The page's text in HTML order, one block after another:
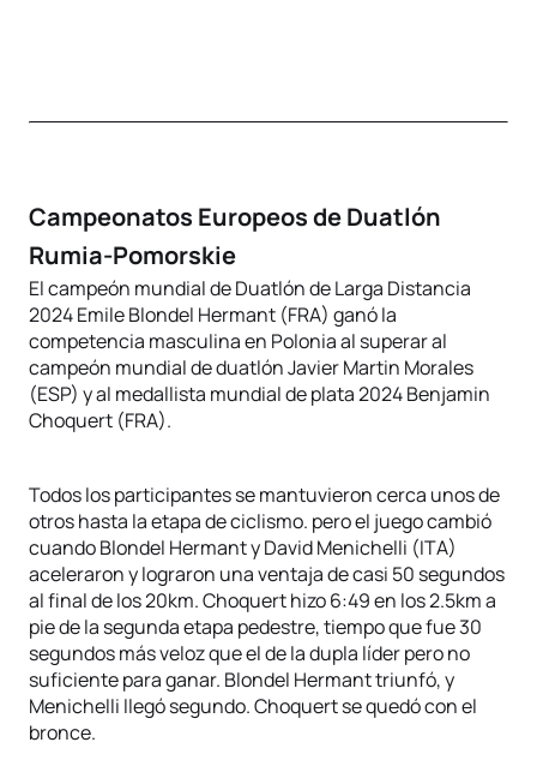
Campeonatos Europeos de Duatlón
Rumia-Pomorskie
El campeón mundial de Duatlón de Larga Distancia
2024 Emile Blondel Hermant (FRA) ganó la
competencia masculina en Polonia al superar al
campeón mundial de duatlón Javier Martin Morales
(ESP) y al medallista mundial de plata 2024 Benjamin
Choquert (FRA).
Todos los participantes se mantuvieron cerca unos de
otros hasta la etapa de ciclismo. pero el juego cambió
cuando Blondel Hermant y David Menichelli (ITA)
aceleraron y lograron una ventaja de casi 50 segundos
al final de los 20km. Choquert hizo 6:49 en los 2.5km a
pie de la segunda etapa pedestre, tiempo que fue 30
segundos más veloz que el de la dupla líder pero no
suficiente para ganar. Blondel Hermant triunfó, y
Menichelli llegó segundo. Choquert se quedó con el
bronce.